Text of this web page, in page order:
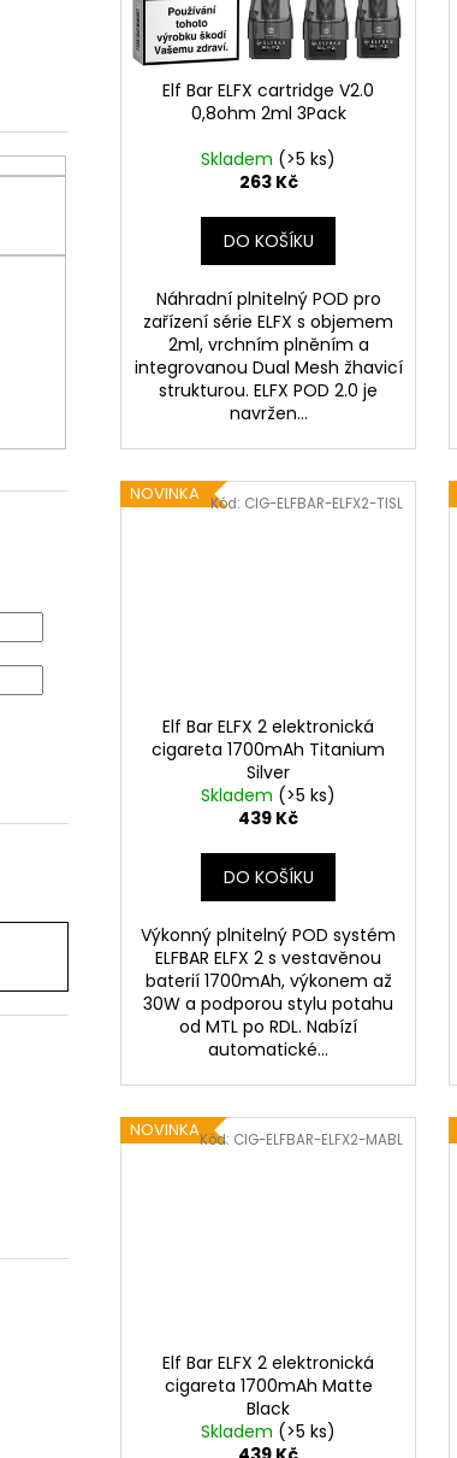
uo
Elf Bar ELFX cartridge V2.0
0,8ohm 2ml 3Pack
Skladem (>5 ks)
263 Kč
DO KOŠÍKU
Náhradní plnitelný POD pro
zařízení série ELFX s objemem
2ml, vrchním plněním a
integrovanou Dual Mesh žhavicí
strukturou. ELFX POD 2.0 je
navržen...
NOVINKA
Elf Bar ELFX 2 elektronická
cigareta 1700mAh Titanium
Silver
Skladem (>5 ks)
439 Kč
DO KOŠÍKU
Výkonný plnitelný POD systém
ELFBAR ELFX 2 s vestavěnou
baterií 1700mAh, výkonem až
30W a podporou stylu potahu
od MTL po RDL. Nabízí
automatické...
Kód: CIG-ELFBAR-ELFX2-TISL
NOVINKA
Elf Bar ELFX 2 elektronická
cigareta 1700mAh Matte
Black
Skladem (>5 ks)
Kód: CIG-ELFBAR-ELFX2-MABL
DEKANG DESERT SHIP 10ML 6MG
155 Kč
Původně:195 Kč